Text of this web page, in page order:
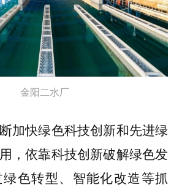
金阳二水厂
加快绿色科技创新和先进绿
，依靠科技创新破解绿色发
色转型、智能化改造等抓